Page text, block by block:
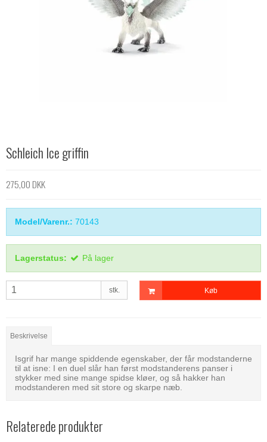
Schleich Ice griffin
275,00 DKK
Model/Varenr.: 70143
Lagerstatus: På lager
stk. Køb
Beskrivelse
Isgrif har mange spiddende egenskaber, der får modstanderne
til at isne: I en duel slår han først modstanderens panser i
stykker med sine mange spidse kløer, og så hakker han
modstanderen med sit store og skarpe næb.
Relaterede produkter